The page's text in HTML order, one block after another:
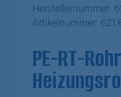
Herstellernummer:
Artikelnummer:
PE-RT-